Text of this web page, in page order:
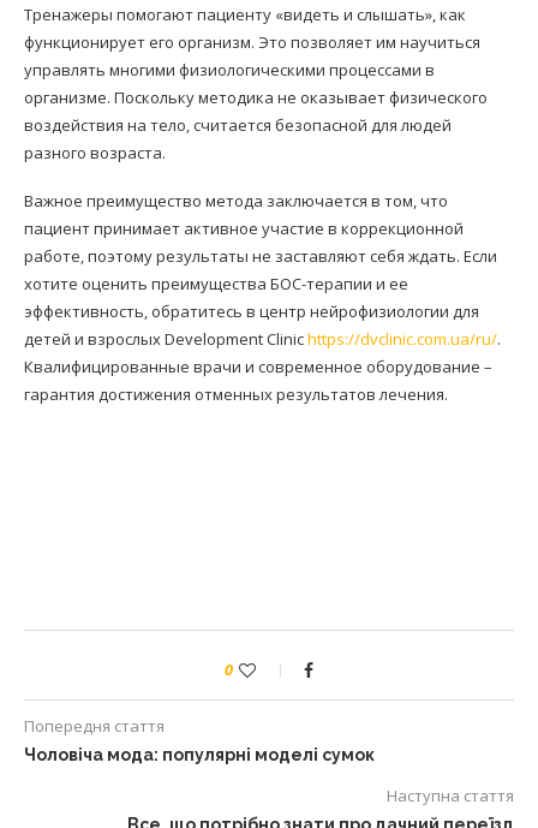
Тренажеры помогают пациенту «видеть и слышать», как
функционирует его организм. Это позволяет им научиться
управлять многими физиологическими процессами в
организме. Поскольку методика не оказывает физического
воздействия на тело, считается безопасной для людей
разного возраста.
Важное преимущество метода заключается в том, что
пациент принимает активное участие в коррекционной
работе, поэтому результаты не заставляют себя ждать. Если
хотите оценить преимущества БОС-терапии и ее
эффективность, обратитесь в центр нейрофизиологии для
детей и взрослых Development Clinichttps://dvclinic.com.ua/ru/.
Квалифицированные врачи и современное оборудование –
гарантия достижения отменных результатов лечения.
0
Попередня стаття
Чоловіча мода: популярні моделі сумок
Наступна стаття